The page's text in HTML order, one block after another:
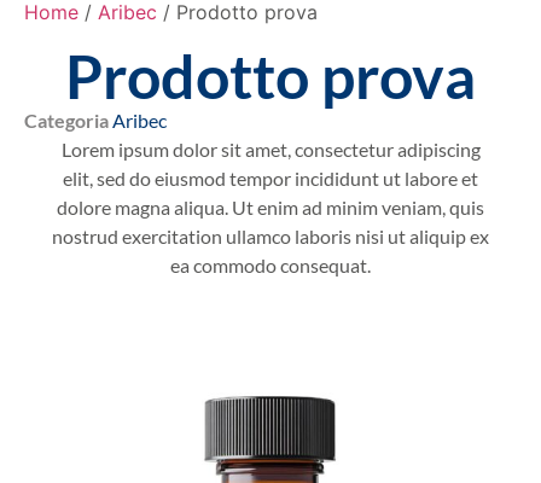
Home / Aribec / Prodotto prova
Prodotto prova
CategoriaAribec
Lorem ipsum dolor sit amet, consectetur adipiscing
elit, sed do eiusmod tempor incididunt ut labore et
dolore magna aliqua. Ut enim ad minim veniam, quis
nostrud exercitation ullamco laboris nisi ut aliquip ex
ea commodo consequat.